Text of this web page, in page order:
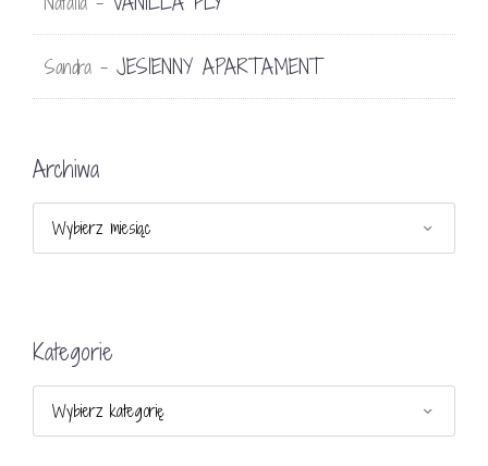
Sandra - JESIENNY APARTAMENT
Archiwa
Kategorie